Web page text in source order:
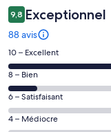
9,8 Exceptionnel
88 avis
Note
des
voyageurs
de 10
(Excellent),
d’après 79 avis
10 – Excellent
Note
des
voyageurs
de 8
8 – Bien
Note
des
voyageurs
6 – Satisfaisant
Note
4 – Médiocre